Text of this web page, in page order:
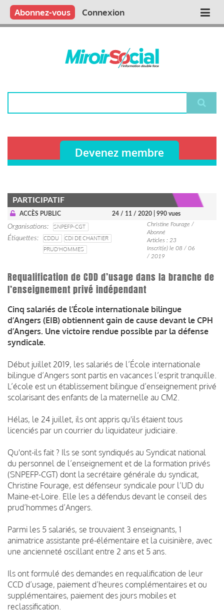
Aller
contenu
Main
Qui sommes nous ?
Vous publiez
Nous publions
Contactez-nous
Abonnez-vous Connexion
Devenez membre
PARTICIPATIF
ACCÈS PUBLIC 24 / 11 / 2020 | 990 vues
Organisations
SNPEFP-CGT
Étiquettes
CDDU
CDI DE CHANTIER
PRUD'HOMMES
Christine Fourage /
Abonné
Articles : 23
Inscrit(e) le 08 / 06
/ 2019
Requalification de CDD d’usage dans la branche de
l’enseignement privé indépendant
Cinq salariés de l’École internationale bilingue
d’Angers (EIB) obtiennent gain de cause devant le CPH
d’Angers. Une victoire rendue possible par la défense
syndicale.
Début juillet 2019, les salariés de l’École internationale
bilingue d’Angers sont partis en vacances l’esprit tranquille.
L’école est un établissement bilingue d’enseignement privé
scolarisant des enfants de la maternelle au CM2.
Hélas, le 24 juillet, ils ont appris qu'ils étaient tous
licenciés par un courrier du liquidateur judiciaire.
Qu'ont-ils fait ? Ils se sont syndiqués au Syndicat national
du personnel de l’enseignement et de la formation privés
(SNPEFP-CGT) dont la secrétaire générale du syndicat,
Christine Fourage, est défenseur syndicale pour l’UD du
Maine-et-Loire. Elle les a défendus devant le conseil des
prud’hommes d’Angers.
Parmi les 5 salariés, se trouvaient 3 enseignants, 1
animatrice assistante pré-élémentaire et la cuisinière, avec
une ancienneté oscillant entre 2 ans et 5 ans.
Ils ont formulé des demandes en requalification de leur
CCD d’usage, paiement d’heures complémentaires et ou
supplémentaires, paiement des jours mobiles et
reclassification.